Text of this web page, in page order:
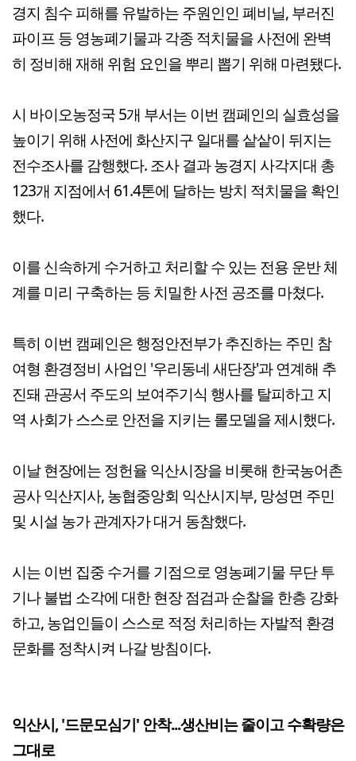
경지 침수 피해를 유발하는 주원인인 폐비닐, 부러진
파이프 등 영농폐기물과 각종 적치물을 사전에 완벽
히 정비해 재해 위험 요인을 뿌리 뽑기 위해 마련됐다.
시 바이오농정국 5개 부서는 이번 캠페인의 실효성을
높이기 위해 사전에 화산지구 일대를 샅샅이 뒤지는
전수조사를 감행했다. 조사 결과 농경지 사각지대 총
123개 지점에서 61.4톤에 달하는 방치 적치물을 확인
했다.
이를 신속하게 수거하고 처리할 수 있는 전용 운반 체
계를 미리 구축하는 등 치밀한 사전 공조를 마쳤다.
특히 이번 캠페인은 행정안전부가 추진하는 주민 참
여형 환경정비 사업인 '우리동네 새단장'과 연계해 추
진돼 관공서 주도의 보여주기식 행사를 탈피하고 지
역 사회가 스스로 안전을 지키는 롤모델을 제시했다.
이날 현장에는 정헌율 익산시장을 비롯해 한국농어촌
공사 익산지사, 농협중앙회 익산시지부, 망성면 주민
및 시설 농가 관계자가 대거 동참했다.
시는 이번 집중 수거를 기점으로 영농폐기물 무단 투
기나 불법 소각에 대한 현장 점검과 순찰을 한층 강화
하고, 농업인들이 스스로 적정 처리하는 자발적 환경
문화를 정착시켜 나갈 방침이다.
익산시, '드문모심기' 안착...생산비는 줄이고 수확량은
그대로